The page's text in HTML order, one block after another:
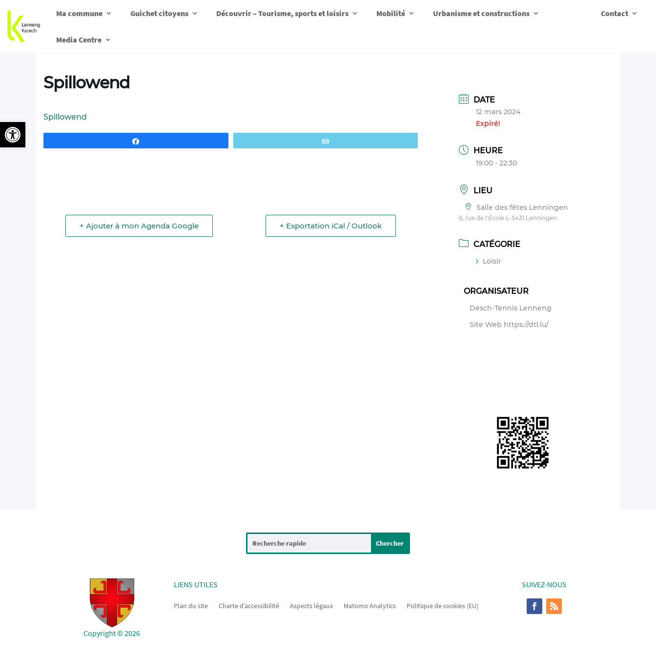
Ma commune Guichet citoyens Découvrir – Tourisme, sports et loisirs Mobilité Urbanisme et constructions Contact
Media Centre
Spillowend
Spillowend
+ Ajouter à mon Agenda Google + Exportation iCal / Outlook
DATE
12 mars 2024
Expiré!
HEURE
19:00 - 22:30
LIEU
Salle des fêtes Lenningen
6, rue de l'École L-5431 Lenningen
CATÉGORIE
Loisir
ORGANISATEUR
Dësch-Tennis Lenneng
Site Web https://dtl.lu/
Copyright © 2026
LIENS UTILES
Plan du site Charte d’accessibilité Aspects légaux Matomo Analytics Politique de cookies (EU)
SUIVEZ-NOUS
Ouvrir la barre d’outils